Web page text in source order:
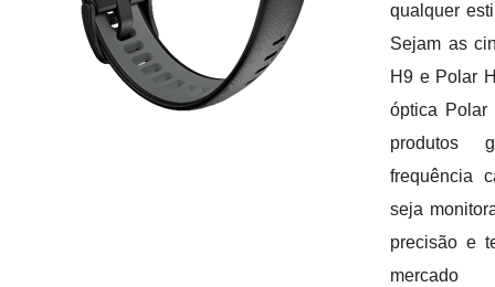
qualquer
Sejam as
H9 e Polar
óptica Polar
produtos
frequência
seja
precisão e